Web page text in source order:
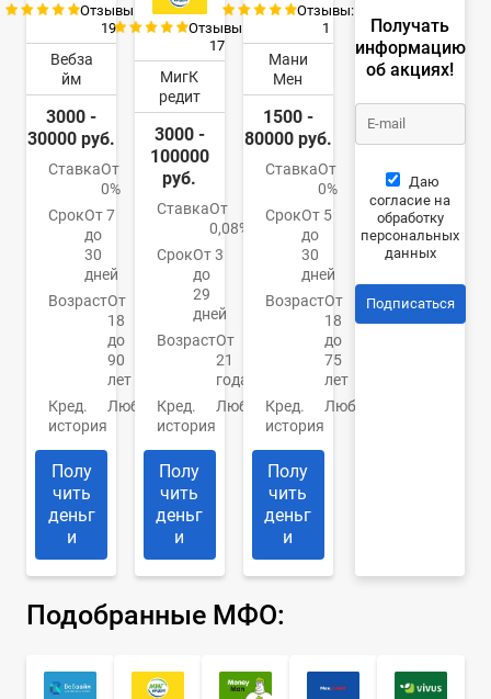
Отзывы:
19
Вебза
йм
3000 -
30000 руб.
СтавкаОт
0%
СрокОт 7
до
30
дней
ВозрастОт
18
до
90
лет
Кред.
история
Любая
Полу
чить
деньг
и
Отзывы:
17
МигК
редит
3000 -
100000
руб.
СтавкаОт
0,08%
СрокОт 3
до
29
дней
ВозрастОт
21
года
Кред.
история
Любая
Полу
чить
деньг
и
Отзывы:
1
Мани
Мен
1500 -
80000 руб.
СтавкаОт
0%
СрокОт 5
до
30
дней
ВозрастОт
18
до
75
лет
Кред.
история
Любая
Полу
чить
деньг
и
Получать
информацию
об акциях!
Даю
согласие на
обработку
персональных
данных
Подписаться
Подобранные МФО: